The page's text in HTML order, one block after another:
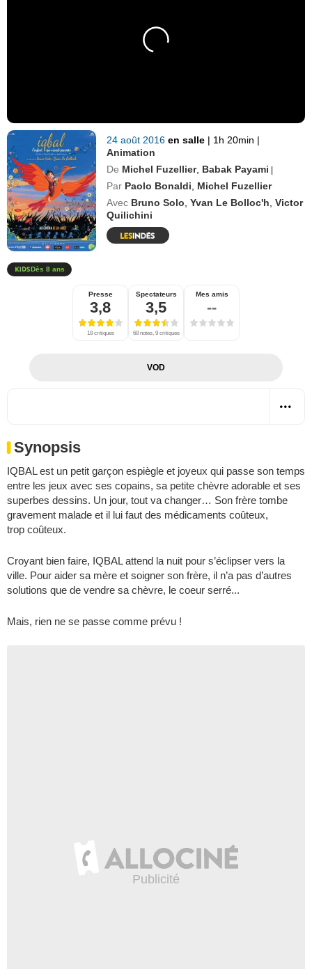
24 août 2016en salle | 1h 20min |
Animation
De Michel Fuzellier, Babak Payami |
Par Paolo Bonaldi
Michel Fuzellier
Avec Bruno Solo ,Yvan Le Bolloc'h ,Victor
Quilichini
Dès 8 ans
Presse
3,8
18 critiques
Spectateurs
3,5
68 notes, 9 critiques
Mes amis
--
VOD
Synopsis
IQBAL est un petit garçon espiègle et joyeux qui passe son temps
entre les jeux avec ses copains, sa petite chèvre adorable et ses
superbes dessins. Un jour, tout va changer… Son frère tombe
gravement malade et il lui faut des médicaments coûteux,
trop coûteux.
Croyant bien faire, IQBAL attend la nuit pour s’éclipser vers la
ville. Pour aider sa mère et soigner son frère, il n’a pas d’autres
solutions que de vendre sa chèvre, le coeur serré...
Mais, rien ne se passe comme prévu !